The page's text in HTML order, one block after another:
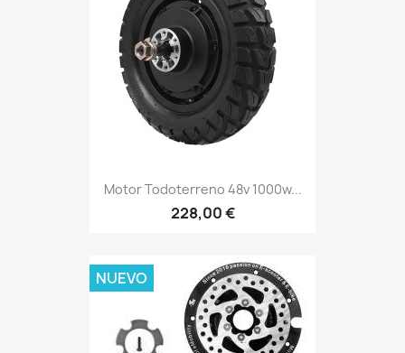
Motor Todoterreno 48v 1000w...
228,00 €
NUEVO